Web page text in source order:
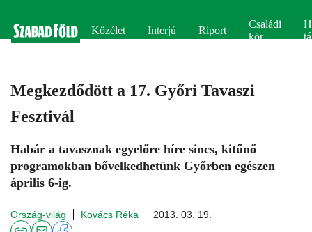
Közélet Interjú Riport
Családi
kör
Megkezdődött a 17. Győri Tavaszi
Fesztivál
Habár a tavasznak egyelőre híre sincs, kitűnő
programokban bővelkedhetünk Győrben egészen
április 6-ig.
Ország-világ Kovács Réka 2013. 03. 19.